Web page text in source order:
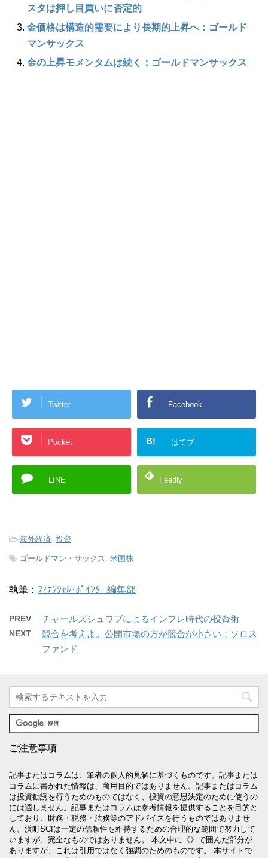
スタは押し目買いに否定的
金価格は構造的需要により長期的上昇へ：ゴールド
マンサックス
金の上昇モメンタムは続く：ゴールドマンサックス
Twitter Facebook
Pocket B! はてブ
LINE Feedly
-海外経済, 投資
-ゴールドマン・サックス, 米国株
執筆： ﾌｨﾅﾝｼｬﾙ･ﾎﾟｲﾝﾀｰ 編集部
PREV チャールズシュワブによるインフレ時代の投資術
NEXT
競合を考えよ。公開市場の方が競合が小さい：ソロス
ファンド
ご注意事項
記事またはコラムは、筆者の個人的見解に基づくものです。記事または
コラムに書かれた情報は、商用目的ではありません。記事またはコラム
は投資勧誘を行うためのものではなく、投資の意思決定のために使うの
には適しません。記事またはコラムは参考情報を提供することを目的と
しており、財務・税務・法務等のアドバイスを行うものではありませ
ん。浜町SCIは一定の信頼性を維持するための合理的な範囲で努力して
いますが、完全なものではありません。 本文中に《》で囲んだ部分が
ありますが、これは引用ではなく強調のためのものです。 本サイトで